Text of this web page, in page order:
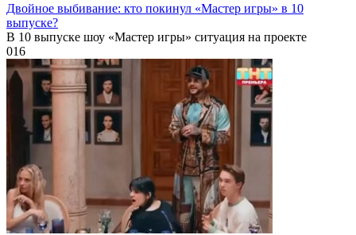
Двойное выбивание: кто покинул «Мастер игры» в 10
выпуске?
В 10 выпуске шоу «Мастер игры» ситуация на проекте
016